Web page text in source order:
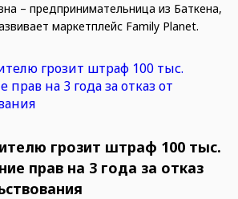
– предпринимательница из Баткена,
маркетплейс Family Planet.
грозит штраф 100 тыс.
прав на 3 года за отказ